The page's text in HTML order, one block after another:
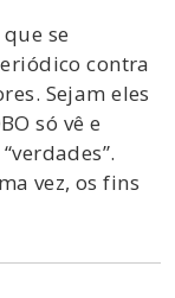
se
contra
Sejam eles
só vê e
vez, os fins